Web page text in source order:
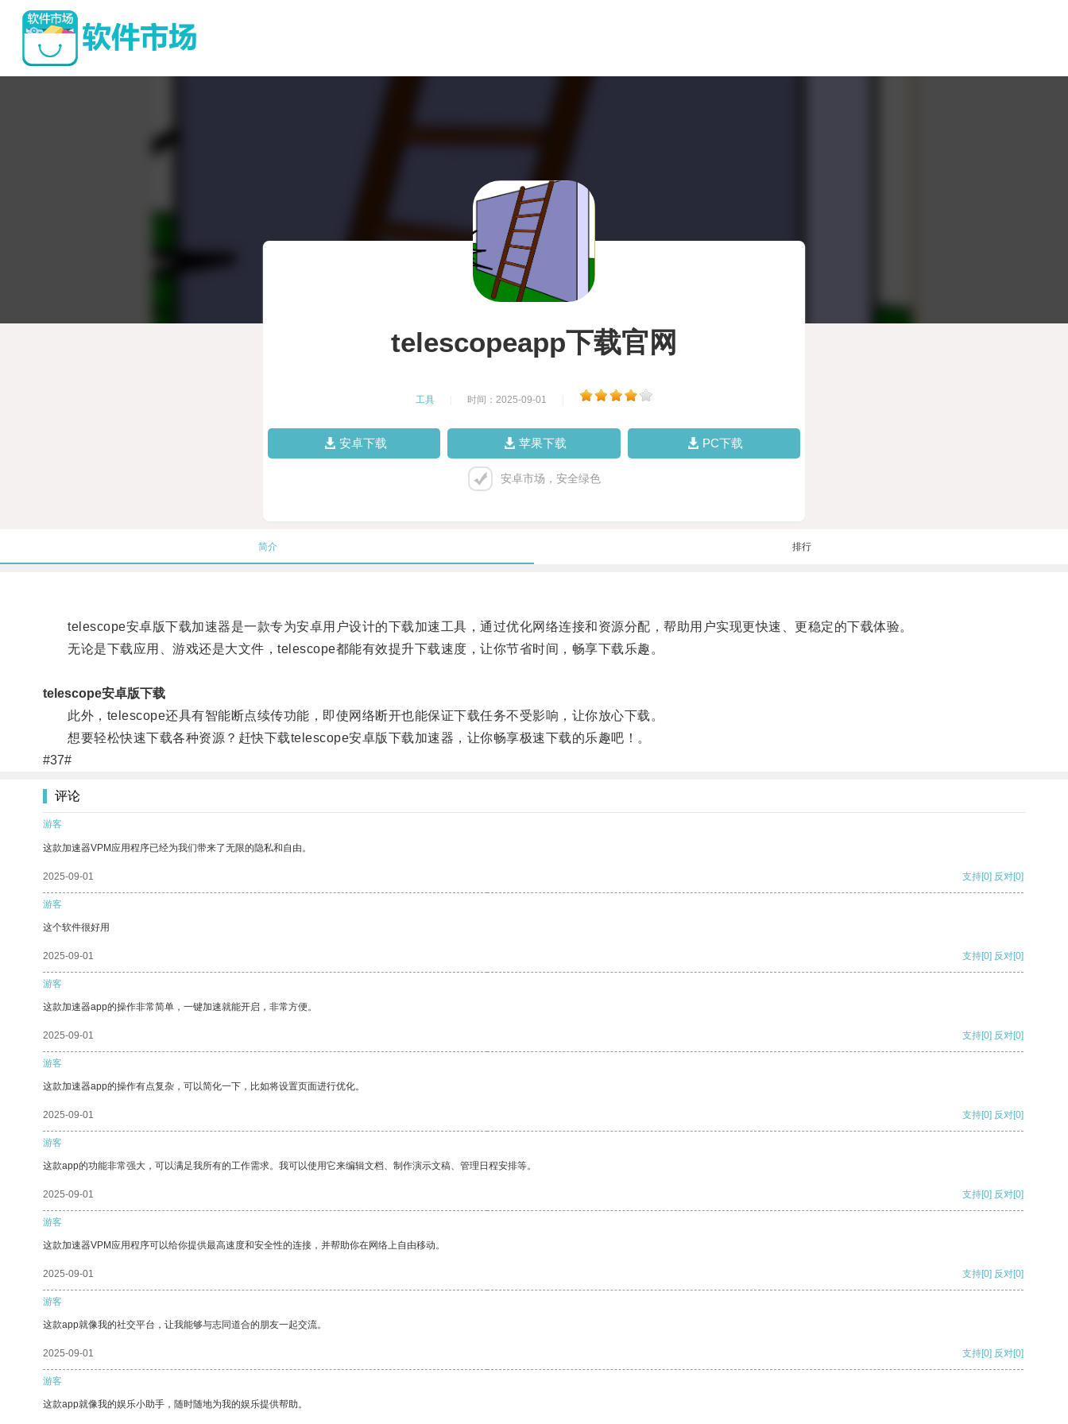
telescopeapp下载官网
工具 时间：2025-09-01
安卓下载 苹果下载 PC下载
安卓市场，安全绿色
简介 排行
telescope安卓版下载加速器是一款专为安卓用户设计的下载加速工具，通过优化网络连接和资源分配，帮助用户实现更快速、更稳定的下载体验。
无论是下载应用、游戏还是大文件，telescope都能有效提升下载速度，让你节省时间，畅享下载乐趣。
telescope安卓版下载
此外，telescope还具有智能断点续传功能，即使网络断开也能保证下载任务不受影响，让你放心下载。
想要轻松快速下载各种资源？赶快下载telescope安卓版下载加速器，让你畅享极速下载的乐趣吧！。
#37#
评论
游客
这款加速器VPM应用程序已经为我们带来了无限的隐私和自由。
2025-09-01 支持[0] 反对[0]
游客
这个软件很好用
2025-09-01 支持[0] 反对[0]
游客
这款加速器app的操作非常简单，一键加速就能开启，非常方便。
2025-09-01 支持[0] 反对[0]
游客
这款加速器app的操作有点复杂，可以简化一下，比如将设置页面进行优化。
2025-09-01 支持[0] 反对[0]
游客
这款app的功能非常强大，可以满足我所有的工作需求。我可以使用它来编辑文档、制作演示文稿、管理日程安排等。
2025-09-01 支持[0] 反对[0]
游客
这款加速器VPM应用程序可以给你提供最高速度和安全性的连接，并帮助你在网络上自由移动。
2025-09-01 支持[0] 反对[0]
游客
这款app就像我的社交平台，让我能够与志同道合的朋友一起交流。
2025-09-01 支持[0] 反对[0]
游客
这款app就像我的娱乐小助手，随时随地为我的娱乐提供帮助。